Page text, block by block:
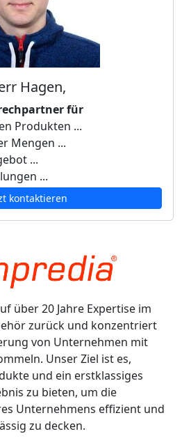
Hagen,
für
Produkten ...
Mengen ...
...
...
kontaktieren
über 20 Jahre Expertise im
zurück und konzentriert
von Unternehmen mit
Unser Ziel ist es,
und ein erstklassiges
zu bieten, um die
Unternehmens effizient und
zu decken.